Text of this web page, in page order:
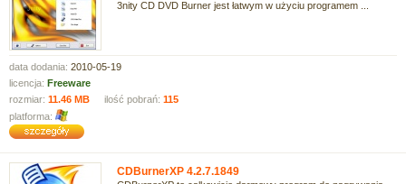
3nity CD DVD Burner jest łatwym w użyciu programem ...
data dodania: 2010-05-19
licencja: Freeware
rozmiar: 11.46 MB ilość pobrań: 115
platforma:
CDBurnerXP 4.2.7.1849